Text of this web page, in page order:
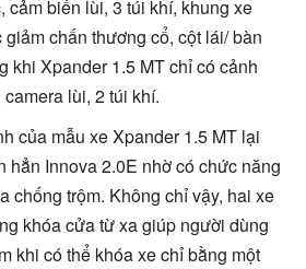
cảm biến lùi, 3 túi khí, khung xe
giảm chấn thương cổ, cột lái/ bàn
khi Xpander 1.5 MT chỉ có cảnh
lùi, 2 túi khí.
của mẫu xe Xpander 1.5 MT lại
hẳn Innova 2.0E nhờ có chức năng
chống trộm. Không chỉ vậy, hai xe
khóa cửa từ xa giúp người dùng
khi có thể khóa xe chỉ bằng một